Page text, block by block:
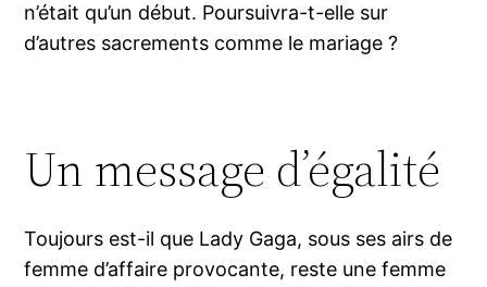
n’était qu’un début. Poursuivra-t-elle sur
d’autres sacrements comme le mariage ?
Un message d’égalité
Toujours est-il que Lady Gaga, sous ses airs de
femme d’affaire provocante, reste une femme